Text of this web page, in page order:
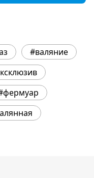
#валяние